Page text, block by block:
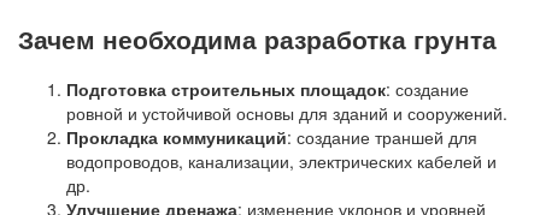
Зачем необходима разработка грунта
Подготовка строительных площадок: создание
ровной и устойчивой основы для зданий и сооружений.
Прокладка коммуникаций: создание траншей для
водопроводов, канализации, электрических кабелей и
др.
Улучшение дренажа: изменение уклонов и уровней